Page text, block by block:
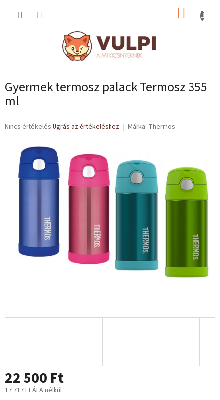
KOSÁR
Gyermek termosz palack Termosz 355
ml
A
értékelése
Nincs értékelés Ugrás az értékeléshez Márka: Thermos
22 500 Ft
17 717 Ft ÁFA nélkül